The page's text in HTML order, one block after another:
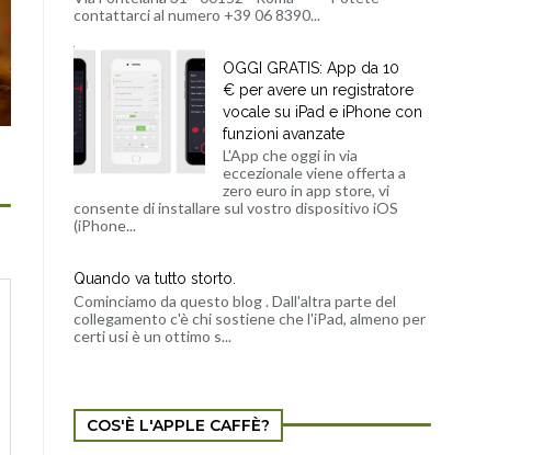
contattarci al numero +39 06 8390...
OGGI GRATIS: App da 10
€ per avere un registratore
vocale su iPad e iPhone con
funzioni avanzate
L'App che oggi in via
eccezionale viene offerta a
zero euro in app store, vi
consente di installare sul vostro dispositivo iOS
(iPhone...
Quando va tutto storto.
Cominciamo da questo blog . Dall'altra parte del
collegamento c'è chi sostiene che l'iPad, almeno per
certi usi è un ottimo s...
COS'È L'APPLE CAFFÈ?